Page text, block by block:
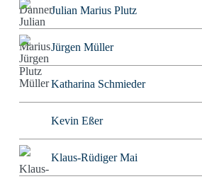
Julian Marius Plutz
Jürgen Müller
Katharina Schmieder
Kevin Eßer
Klaus-Rüdiger Mai